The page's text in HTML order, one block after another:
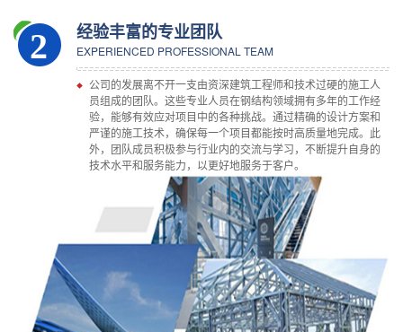
2 经验丰富的专业团队
EXPERIENCED PROFESSIONAL TEAM
公司的发展离不开一支由资深建筑工程师和技术过硬的施工人
员组成的团队。这些专业人员在钢结构领域拥有多年的工作经
验，能够有效应对项目中的各种挑战。通过精确的设计方案和
严谨的施工技术，确保每一个项目都能按时高质量地完成。此
外，团队成员积极参与行业内的交流与学习，不断提升自身的
技术水平和服务能力，以更好地服务于客户。